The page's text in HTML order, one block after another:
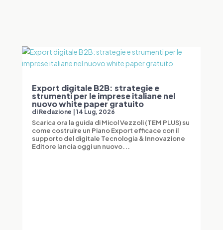
Export digitale B2B: strategie e
strumenti per le imprese italiane nel
nuovo white paper gratuito
di Redazione 14 Lug, 2026
Scarica ora la guida di Micol Vezzoli (TEM PLUS) su
come costruire un Piano Export efficace con il
supporto del digitale Tecnologia & Innovazione
Editore lancia oggi un nuovo...